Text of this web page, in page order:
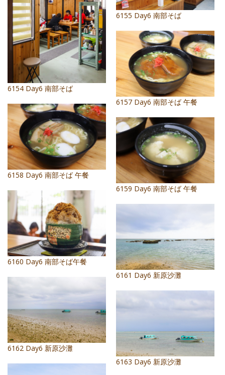
照相簿
影音區
創意出版服務
歷史區
關於Yilan
個人著作
活動實況記錄
媒體報導一覽
合作與代言
訂閱電子報
6154 Day6 南部そば
6155 Day6 南部そば
6157 Day6 南部そば 午餐
6158 Day6 南部そば 午餐
6159 Day6 南部そば 午餐
6160 Day6 南部そば午餐
6161 Day6 新原沙灘
6162 Day6 新原沙灘
6163 Day6 新原沙灘